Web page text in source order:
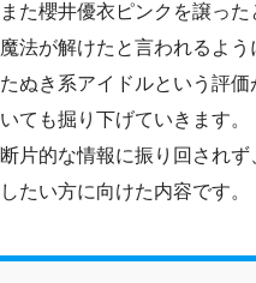
また櫻井優衣ピンクを譲っ
魔法が解けたと言われるよ
たぬき系アイドルという評
いても掘り下げていきます。
断片的な情報に振り回され
したい方に向けた内容です。